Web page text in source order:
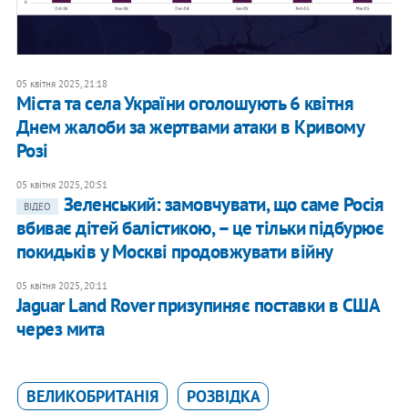
05 квітня 2025, 21:18
Міста та села України оголошують 6 квітня
Днем жалоби за жертвами атаки в Кривому
Розі
05 квітня 2025, 20:51
ВІДЕО
Зеленський: замовчувати, що саме Росія
вбиває дітей балістикою, – це тільки підбурює
покидьків у Москві продовжувати війну
05 квітня 2025, 20:11
Jaguar Land Rover призупиняє поставки в США
через мита
ВЕЛИКОБРИТАНІЯ
РОЗВІДКА